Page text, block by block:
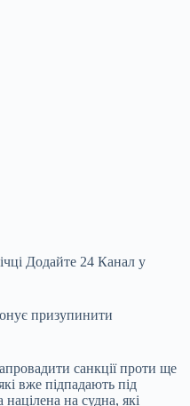
Додайте 24 Канал у
призупинити
санкції проти ще
вже підпадають під
на судна, які